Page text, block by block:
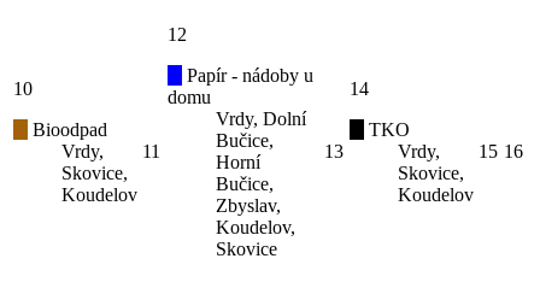
10
Bioodpad
Vrdy,
Skovice,
Koudelov
11
12
Papír - nádoby u
domu
Vrdy, Dolní
Bučice,
Horní
Bučice,
Zbyslav,
Koudelov,
Skovice
13
14
TKO
Vrdy,
Skovice,
Koudelov
15 16